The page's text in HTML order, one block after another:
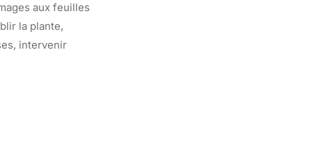
aux feuilles
la plante,
intervenir